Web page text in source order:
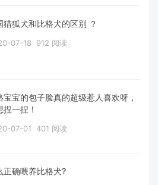
猎狐犬和比格犬的区别 ？
07-18 912 阅读
宝宝的包子脸真的超级惹人喜欢呀，
捏一捏！
07-01 401 阅读
正确喂养比格犬?